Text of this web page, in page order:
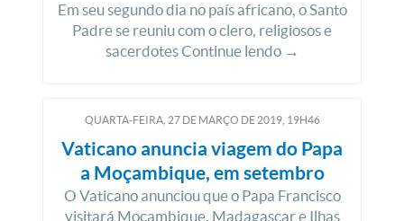
Em seu segundo dia no país africano, o Santo
Padre se reuniu com o clero, religiosos e
sacerdotes Continue lendo →
QUARTA-FEIRA, 27DEMARÇO DE2019, 19H46
Vaticano anuncia viagem do Papa
a Moçambique, em setembro
O Vaticano anunciou que o Papa Francisco
visitará Moçambique, Madagascar e Ilhas